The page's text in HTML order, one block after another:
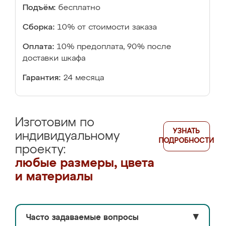
Подъём: бесплатно
Сборка: 10% от стоимости заказа
Оплата: 10% предоплата, 90% после
доставки шкафа
Гарантия: 24 месяца
Изготовим по
индивидуальному
проекту:
любые размеры, цвета
и материалы
УЗНАТЬ
ПОДРОБНОСТИ
Часто задаваемые вопросы ▼